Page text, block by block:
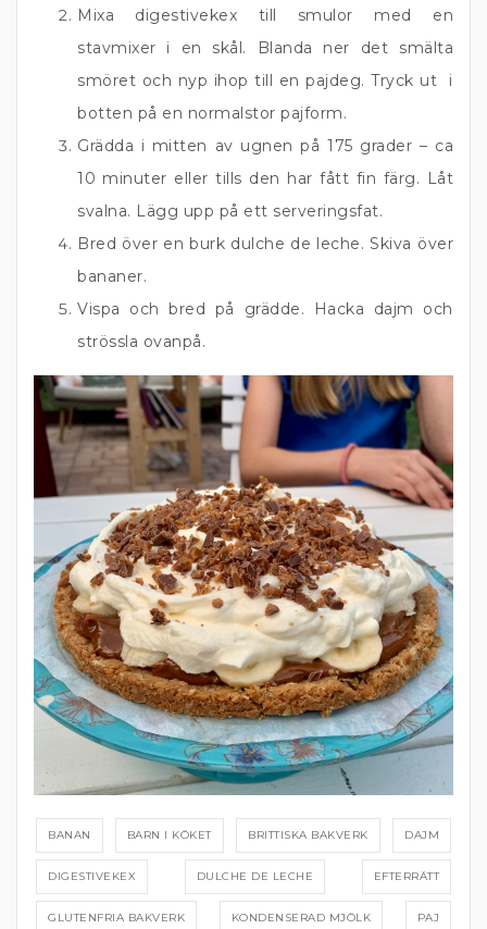
Mixa digestivekex till smulor med en
stavmixer i en skål. Blanda ner det smälta
smöret och nyp ihop till en pajdeg. Tryck ut i
botten på en normalstor pajform.
Grädda i mitten av ugnen på 175 grader – ca
10 minuter eller tills den har fått fin färg. Låt
svalna. Lägg upp på ett serveringsfat.
Bred över en burk dulche de leche. Skiva över
bananer.
Vispa och bred på grädde. Hacka dajm och
strössla ovanpå.
BANAN BARN I KÖKET BRITTISKA BAKVERK DAJM
DIGESTIVEKEX DULCHE DE LECHE EFTERRÄTT
GLUTENFRIA BAKVERK KONDENSERAD MJÖLK PAJ